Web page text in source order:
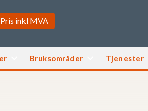
Bruksområder Tjenester